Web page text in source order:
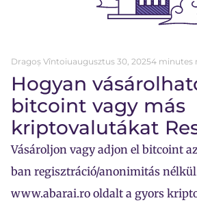
Dragoș Vîntoiuaugusztus 30, 20254 minutes
Hogyan
bitcoint vagy más
kriptovalutákat
Vásároljon vagy adjon el bitcoint
ban regisztráció/anonimitás
www.abarai.ro oldalt a gyors